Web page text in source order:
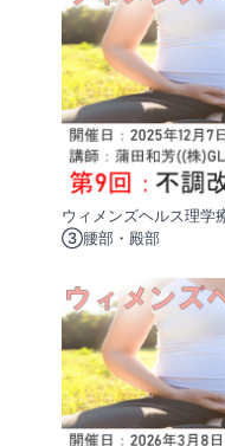
ウィメンズヘルス理学
③腰部・殿部